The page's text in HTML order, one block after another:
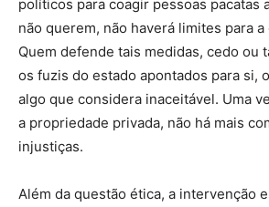
políticos para coagir pessoas pacatas
não querem, não haverá limites para
Quem defende tais medidas, cedo ou
os fuzis do estado apontados para si,
algo que considera inaceitável. Uma
a propriedade privada, não há mais
injustiças.
Além da questão ética, a intervenção